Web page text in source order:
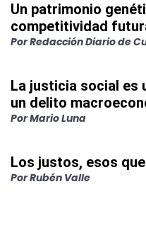
Un patrimonio
competitividad
PorRedacción Diario de
La justicia social es
un delito
PorMario Luna
Los justos, esos
PorRubén Valle